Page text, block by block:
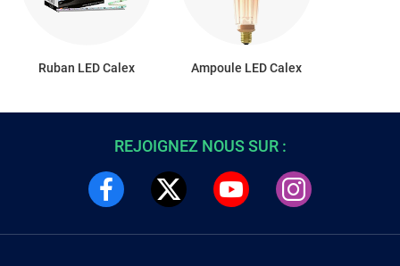
Ruban LED Calex Ampoule LED Calex
REJOIGNEZ NOUS SUR :